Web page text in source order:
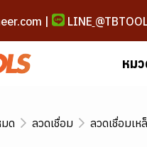
| LINE
หม
ด ลวดเชื่อม ลวดเชื่อมเห